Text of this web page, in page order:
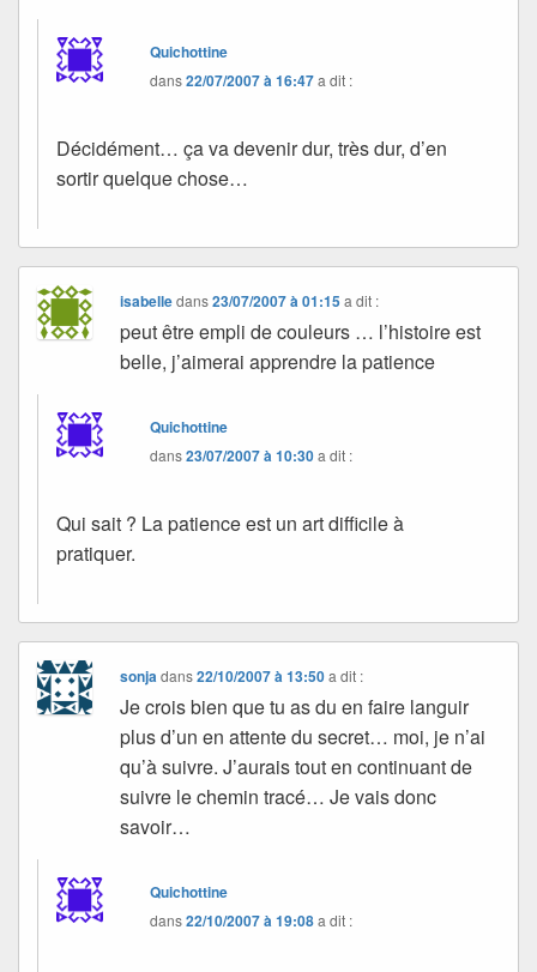
Quichottine
dans22/07/2007 à 16:47a dit :
Décidément… ça va devenir dur, très dur, d’en
sortir quelque chose…
isabelledans23/07/2007 à 01:15 a dit :
peut être empli de couleurs … l’histoire est
belle, j’aimerai apprendre la patience
Quichottine
dans23/07/2007 à 10:30a dit :
Qui sait ? La patience est un art difficile à
pratiquer.
sonja dans22/10/2007 à 13:50 a dit :
Je crois bien que tu as du en faire languir
plus d’un en attente du secret… moi, je n’ai
qu’à suivre. J’aurais tout en continuant de
suivre le chemin tracé… Je vais donc
savoir…
Quichottine
dans22/10/2007 à 19:08a dit :